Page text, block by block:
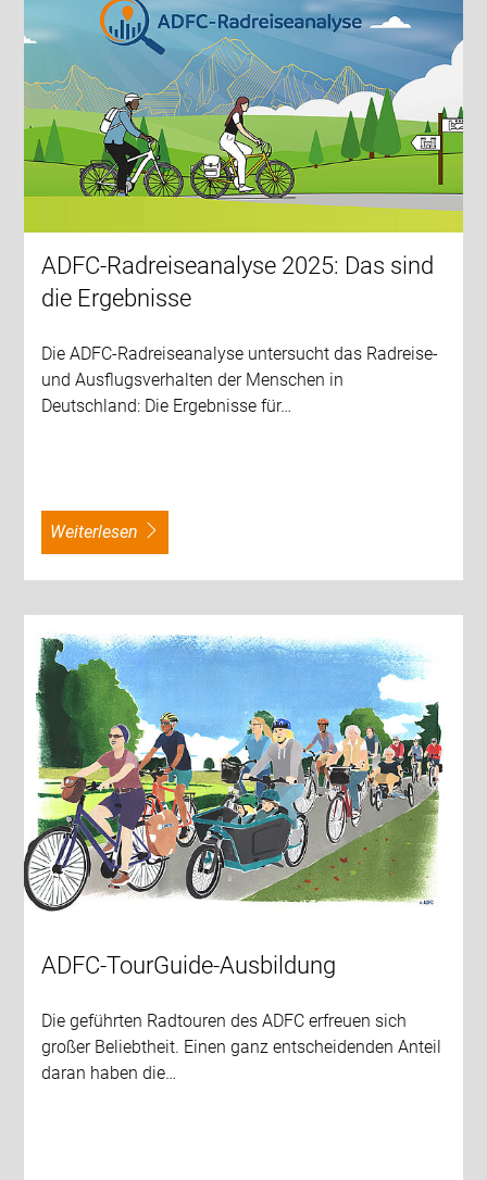
ADFC-Radreiseanalyse 2025: Das sind
die Ergebnisse
Die ADFC-Radreiseanalyse untersucht das Radreise-
und Ausflugsverhalten der Menschen in
Deutschland: Die Ergebnisse für…
weiterlesen
ADFC-TourGuide-Ausbildung
Die geführten Radtouren des ADFC erfreuen sich
großer Beliebtheit. Einen ganz entscheidenden Anteil
daran haben die…